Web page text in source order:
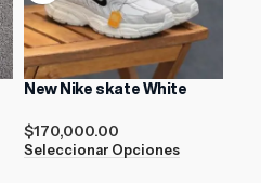
New Nike skate White
$170,000.00
Seleccionar Opciones